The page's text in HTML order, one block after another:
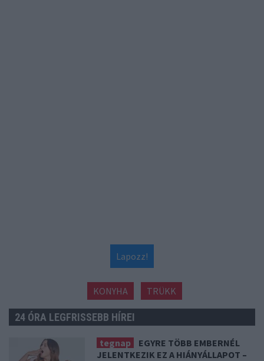
Lapozz!
KONYHA TRÜKK
24 ÓRA LEGFRISSEBB HÍREI
tegnap
EGYRE TÖBB EMBERNÉL
JELENTKEZIK EZ A HIÁNYÁLLAPOT –